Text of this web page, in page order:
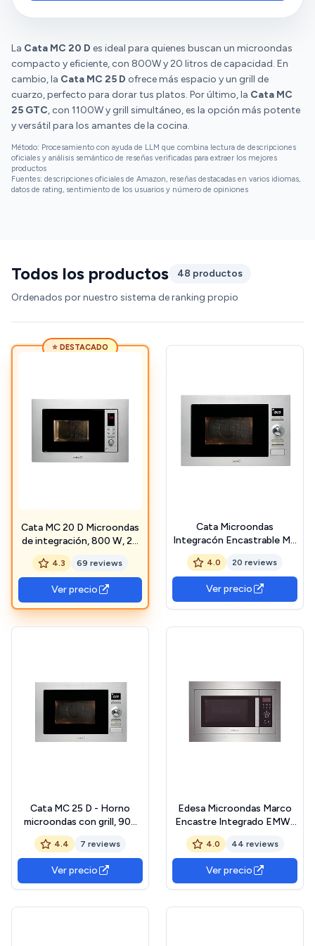
La Cata MC 20 D es ideal para quienes buscan un microondas
compacto y eficiente, con 800W y 20 litros de capacidad. En
cambio, la Cata MC 25 D ofrece más espacio y un grill de
cuarzo, perfecto para dorar tus platos. Por último, la Cata MC
25 GTC, con 1100W y grill simultáneo, es la opción más potente
y versátil para los amantes de la cocina.
Método: Procesamiento con ayuda de LLM que combina lectura de descripciones
oficiales y análisis semántico de reseñas verificadas para extraer los mejores
productos
Fuentes: descripciones oficiales de Amazon, reseñas destacadas en varios idiomas,
datos de rating, sentimiento de los usuarios y número de opiniones
Todos los productos
48 productos
Ordenados por nuestro sistema de ranking propio
⭐ DESTACADO
Cata MC 20 D Microondas
de integración, 800 W, 20
litros, Acero Inoxidable,
gris
4.3 69 reviews
Ver precio
Cata Microondas
Integracón Encastrable MC
25 D Capacidad 25 L 5
Niveles de Potencia Ancho
60 cm Interior Acero Inox 8
Menús Fácil Instalación
Color Inox y Cristal Negro
4.0 20 reviews
Ver precio
Cata MC 25 D - Horno
microondas con grill, 900
W, color plateado, gris
4.4 7 reviews
Ver precio
Edesa Microondas Marco
Encastre Integrado EMW-
2020-IG X 20l Potencia
700 W Grill 1000W Display
Digital Con Enchufe Color
Acero Inoxidable
4.0 44 reviews
Ver precio